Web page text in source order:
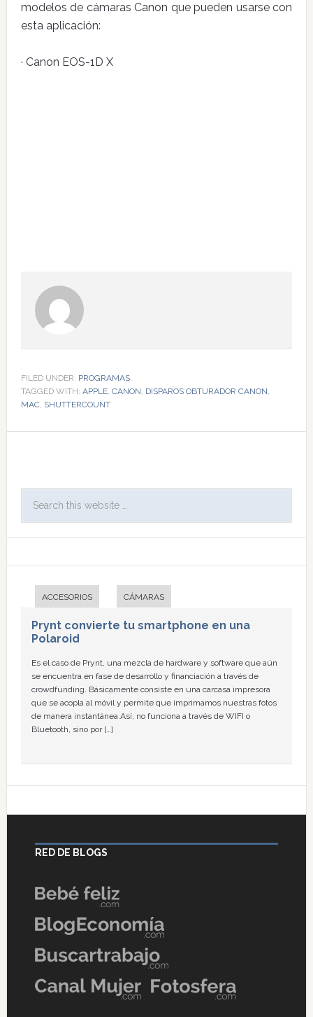
modelos de cámaras Canon que pueden usarse con
esta aplicación:
· Canon EOS-1D X
FILED UNDER: PROGRAMAS
TAGGED WITH: APPLE, CANON, DISPAROS OBTURADOR CANON,
MAC, SHUTTERCOUNT
ACCESORIOS CÁMARAS
Prynt convierte tu smartphone en una
Polaroid
Es el caso de Prynt, una mezcla de hardware y software que aún
se encuentra en fase de desarrollo y financiación a través de
crowdfunding. Básicamente consiste en una carcasa impresora
que se acopla al móvil y permite que imprimamos nuestras fotos
de manera instantánea.Así, no funciona a través de WIFI o
Bluetooth, sino por […]
RED DE BLOGS